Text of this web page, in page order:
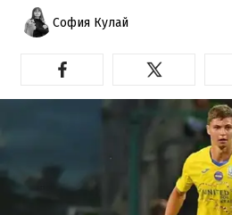
София Кулай